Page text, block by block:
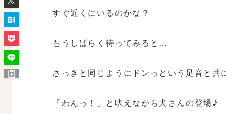
すぐ近くにいるのかな？
もうしばらく待ってみると…
さっきと同じようにドンっという足音と共
「わんっ！」と吠えながら犬さんの登場♪